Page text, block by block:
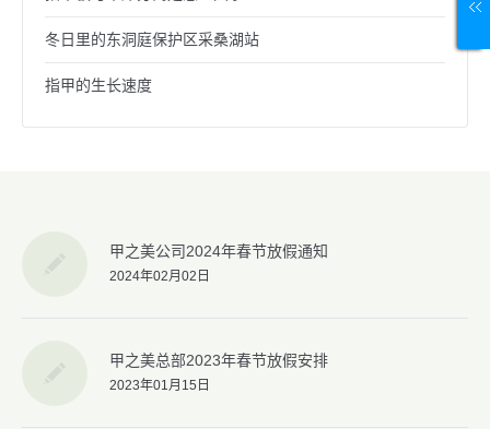
冬日里的东洞庭保护区采桑湖站
指甲的生长速度
甲之美公司2024年春节放假通知
2024年02月02日
甲之美总部2023年春节放假安排
2023年01月15日